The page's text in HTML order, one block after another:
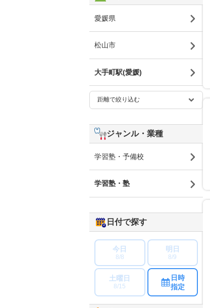
愛媛県
松山市
大手町駅(愛媛)
ジャンル・業種
学習塾・予備校
学習塾・塾
日付で探す
今日
8/8
明日
8/9
土曜日
8/15
日時
指定